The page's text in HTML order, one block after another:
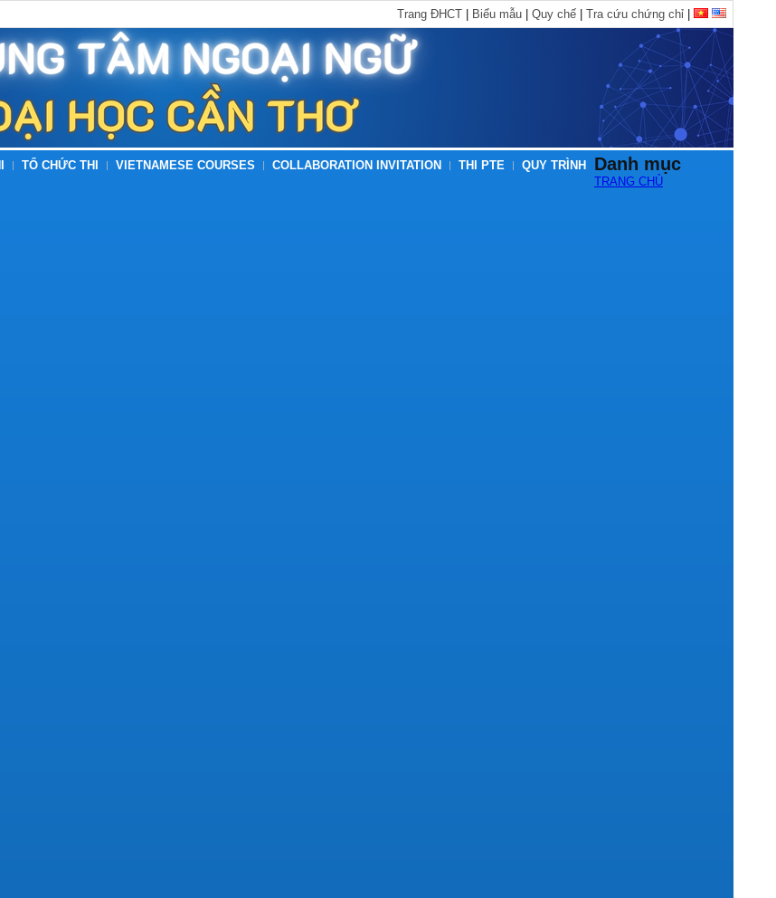
Trang ĐHCT Biểu mẫu Quy chế Tra cứu chứng chỉ
TỔ CHỨC THI VIETNAMESE COURSES COLLABORATION INVITATION THI PTE QUY TRÌNH Danh mục
TRANG CHỦ